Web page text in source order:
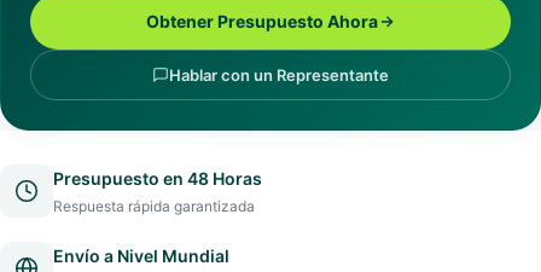
Obtener Presupuesto Ahora
Hablar con un Representante
Presupuesto en 48 Horas
Respuesta rápida garantizada
Envío a Nivel Mundial